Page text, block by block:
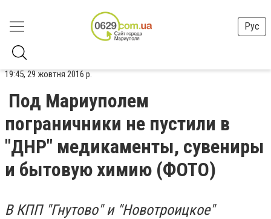
Рус
19:45, 29 жовтня 2016 р.
Под Мариуполем
пограничники не пустили в
"ДНР" медикаменты, сувениры
и бытовую химию (ФОТО)
В КПП "Гнутово" и "Новотроицкое"